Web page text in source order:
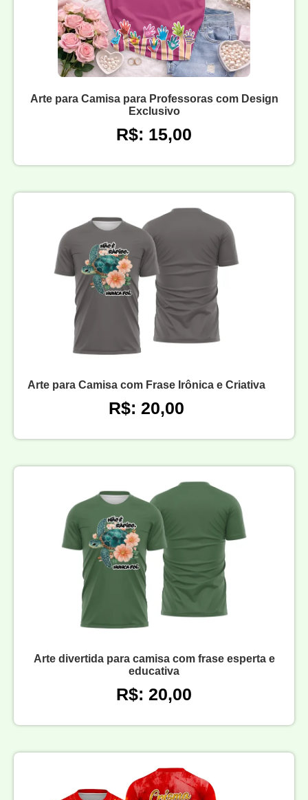
Arte para Camisa para Professoras com Design
Exclusivo
R$: 15,00
Arte para Camisa com Frase Irônica e Criativa
R$: 20,00
Arte divertida para camisa com frase esperta e
educativa
R$: 20,00